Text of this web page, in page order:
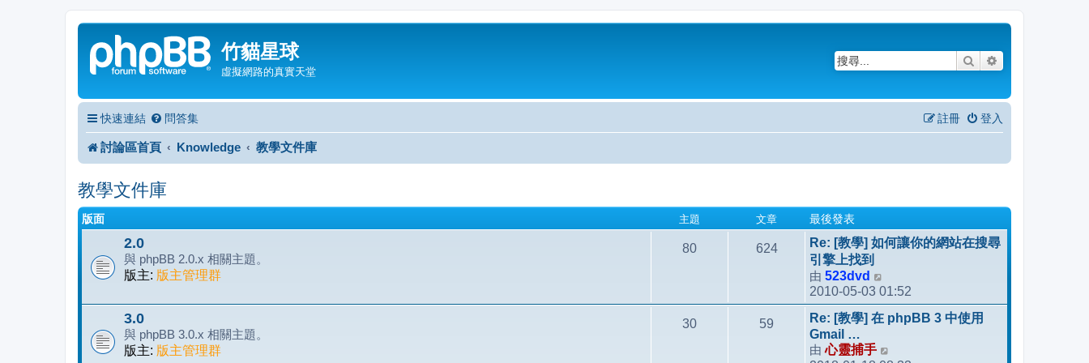
竹貓星球
虛擬網路的真實天堂
搜尋
快速連結 問答集 登入
註冊
討論區首頁 Knowledge 教學文件庫
教學文件庫
版面 主題 文章 最後發表
2.0
與 phpBB 2.0.x 相關主題。
版主: 版主管理群
80 624
Re: [教學] 如何讓你的網站在搜尋
引擎上找到
由 523dvd
視
最
後
發
2010-05-03 01:52
3.0
與 phpBB 3.0.x 相關主題。
版主: 版主管理群
30 59
Re: [教學] 在 phpBB 3 中使用
Gmail …
由心靈捕手